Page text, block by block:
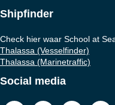
Shipfinder
Check hier waar School at
Thalassa (Vesselfinder)
Thalassa (Marinetraffic)
Social media